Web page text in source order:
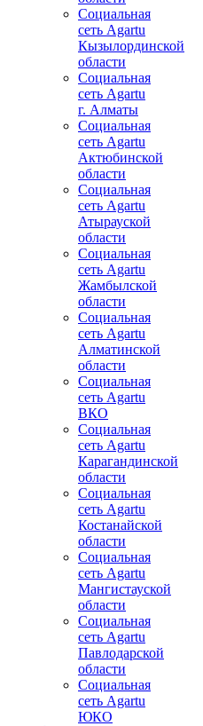
Социальная
сеть Agartu
Кызылординской
области
Социальная
сеть Agartu
г. Алматы
Социальная
сеть Agartu
Актюбинской
области
Социальная
сеть Agartu
Атырауской
области
Социальная
сеть Agartu
Жамбылской
области
Социальная
сеть Agartu
Алматинской
области
Социальная
сеть Agartu
ВКО
Социальная
сеть Agartu
Карагандинской
области
Социальная
сеть Agartu
Костанайской
области
Социальная
сеть Agartu
Мангистауской
области
Социальная
сеть Agartu
Павлодарской
области
Социальная
сеть Agartu
ЮКО